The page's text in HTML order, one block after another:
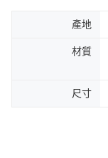
產地
材質
尺寸